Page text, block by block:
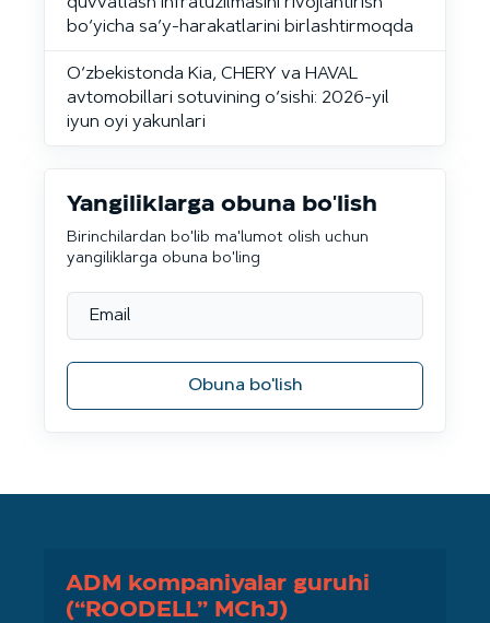
quvvatlash infratuzilmasini rivojlantirish
bo‘yicha sa’y-harakatlarini birlashtirmoqda
O‘zbekistonda Kia, CHERY va HAVAL
avtomobillari sotuvining o‘sishi: 2026-yil
iyun oyi yakunlari
Yangiliklarga obuna bo'lish
Birinchilardan bo'lib ma'lumot olish uchun
yangiliklarga obuna bo'ling
Obuna bo'lish
ADM kompaniyalar guruhi
(“ROODELL” MChJ)